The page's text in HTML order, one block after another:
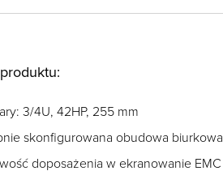
3/4U, 42HP, 255 mm
skonfigurowana obudowa
doposażenia w ekranowanie EMC